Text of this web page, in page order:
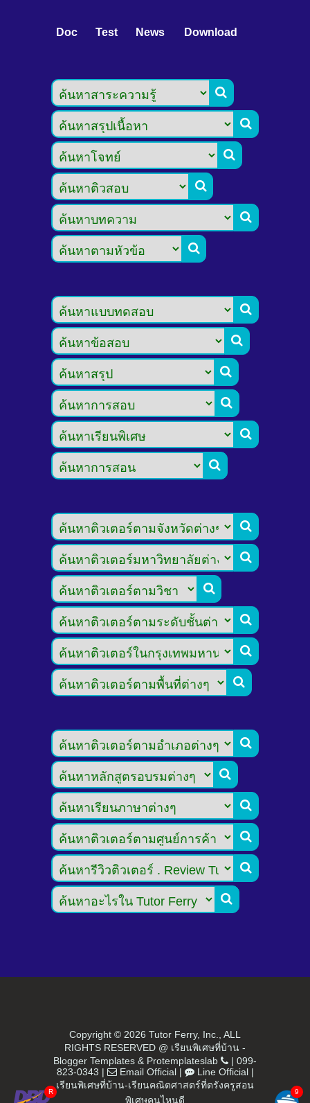
Doc Test News Download
























Copyright © 2026 Tutor Ferry, Inc., ALL
RIGHTS RESERVED @ เรียนพิเศษที่บ้าน -
Blogger Templates & Protemplateslab | 099-
823-0343 | Email Official| Line Official|
เรียนพิเศษที่บ้าน-เรียนคณิตศาสตร์ที่ตรังครูสอน
พิเศษคนไหนดี